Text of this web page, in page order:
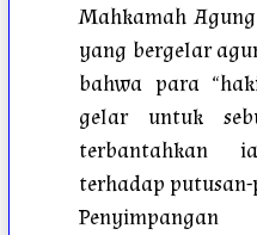
Mahkamah
yang bergelar
bahwa para
gelar untuk
terbantahkan
terhadap